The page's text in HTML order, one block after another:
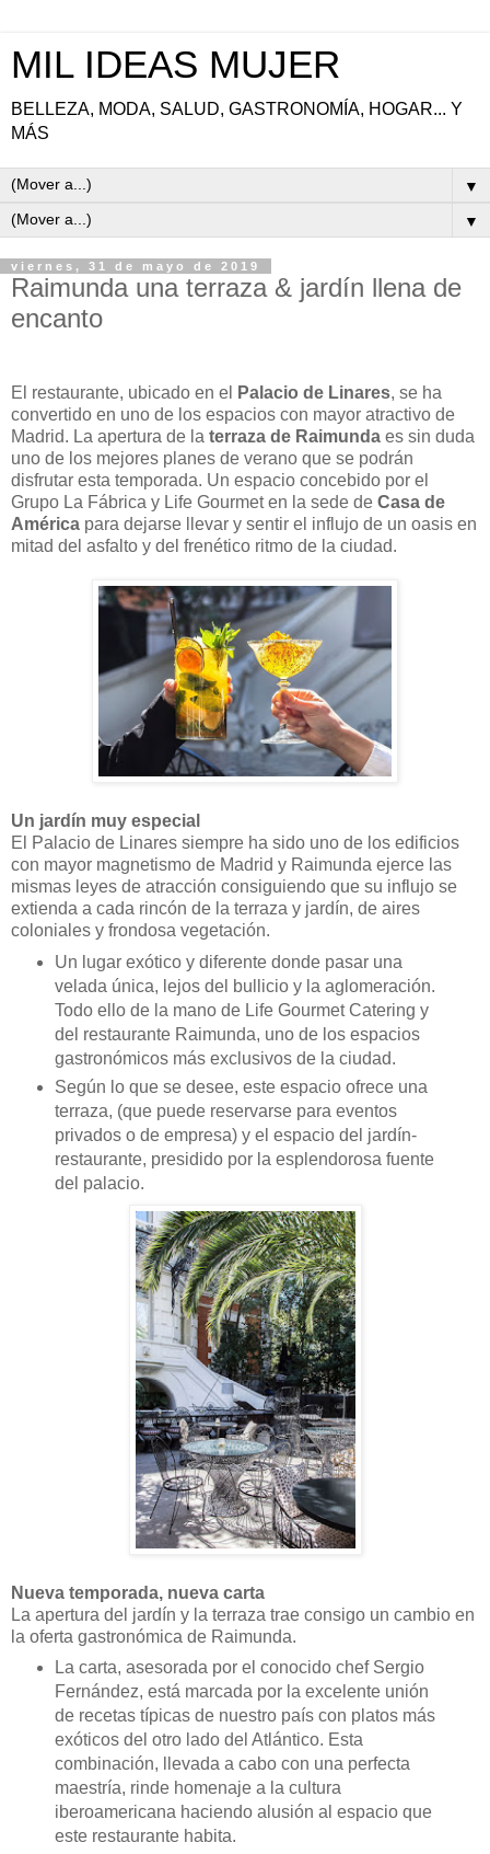
MIL IDEAS MUJER
BELLEZA, MODA, SALUD, GASTRONOMÍA, HOGAR... Y
MÁS
▼
▼
viernes, 31 de mayo de 2019
Raimunda una terraza & jardín llena de
encanto
El restaurante, ubicado en el Palacio de Linares, se ha
convertido en uno de los espacios con mayor atractivo de
Madrid. La apertura de la terraza de Raimunda es sin duda
uno de los mejores planes de verano que se podrán
disfrutar esta temporada. Un espacio concebido por el
Grupo La Fábrica y Life Gourmet en la sede de Casa de
América para dejarse llevar y sentir el influjo de un oasis en
mitad del asfalto y del frenético ritmo de la ciudad.
Un jardín muy especial
El Palacio de Linares siempre ha sido uno de los edificios
con mayor magnetismo de Madrid y Raimunda ejerce las
mismas leyes de atracción consiguiendo que su influjo se
extienda a cada rincón de la terraza y jardín, de aires
coloniales y frondosa vegetación.
Un lugar exótico y diferente donde pasar una
velada única, lejos del bullicio y la aglomeración.
Todo ello de la mano de Life Gourmet Catering y
del restaurante Raimunda, uno de los espacios
gastronómicos más exclusivos de la ciudad.
Según lo que se desee, este espacio ofrece una
terraza, (que puede reservarse para eventos
privados o de empresa) y el espacio del jardín-
restaurante, presidido por la esplendorosa fuente
del palacio.
Nueva temporada, nueva carta
La apertura del jardín y la terraza trae consigo un cambio en
la oferta gastronómica de Raimunda.
La carta, asesorada por el conocido chef Sergio
Fernández, está marcada por la excelente unión
de recetas típicas de nuestro país con platos más
exóticos del otro lado del Atlántico. Esta
combinación, llevada a cabo con una perfecta
maestría, rinde homenaje a la cultura
iberoamericana haciendo alusión al espacio que
este restaurante habita.